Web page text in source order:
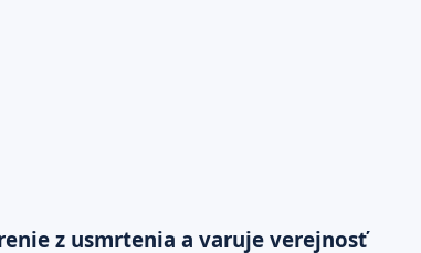
z usmrtenia a varuje verejnosť